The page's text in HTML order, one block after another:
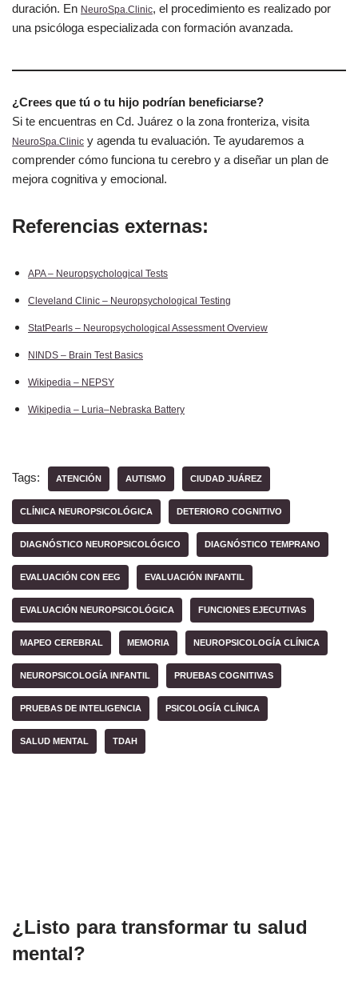
duración. En NeuroSpa.Clinic, el procedimiento es realizado por
una psicóloga especializada con formación avanzada.
¿Crees que tú o tu hijo podrían beneficiarse?
Si te encuentras en Cd. Juárez o la zona fronteriza, visita
NeuroSpa.Clinic y agenda tu evaluación. Te ayudaremos a
comprender cómo funciona tu cerebro y a diseñar un plan de
mejora cognitiva y emocional.
Referencias externas:
APA – Neuropsychological Tests
Cleveland Clinic – Neuropsychological Testing
StatPearls – Neuropsychological Assessment Overview
NINDS – Brain Test Basics
Wikipedia – NEPSY
Wikipedia – Luria–Nebraska Battery
Tags: ATENCIÓN AUTISMO CIUDAD JUÁREZ
CLÍNICA NEUROPSICOLÓGICA DETERIORO COGNITIVO
DIAGNÓSTICO NEUROPSICOLÓGICO DIAGNÓSTICO TEMPRANO
EVALUACIÓN CON EEG EVALUACIÓN INFANTIL
EVALUACIÓN NEUROPSICOLÓGICA FUNCIONES EJECUTIVAS
MAPEO CEREBRAL MEMORIA NEUROPSICOLOGÍA CLÍNICA
NEUROPSICOLOGÍA INFANTIL PRUEBAS COGNITIVAS
PRUEBAS DE INTELIGENCIA PSICOLOGÍA CLÍNICA
SALUD MENTAL TDAH
¿Listo para transformar tu salud
mental?